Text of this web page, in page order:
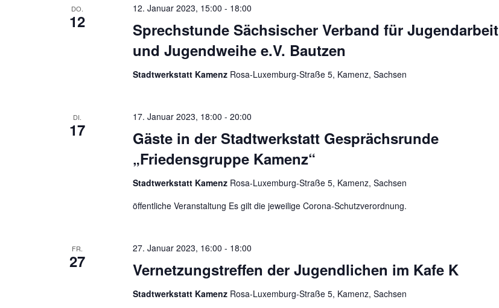
DO.
12
Sprechstunde Sächsischer Verband für Jugendarbeit
und Jugendweihe e.V. Bautzen
12. Januar 2023, 15:00 - 18:00
Stadtwerkstatt Kamenz Rosa-Luxemburg-Straße 5, Kamenz, Sachsen
DI.
17
Gäste in der Stadtwerkstatt Gesprächsrunde
„Friedensgruppe Kamenz“
17. Januar 2023, 18:00 - 20:00
Stadtwerkstatt Kamenz Rosa-Luxemburg-Straße 5, Kamenz, Sachsen
öffentliche Veranstaltung Es gilt die jeweilige Corona-Schutzverordnung.
FR.
27 Vernetzungstreffen der Jugendlichen im Kafe K
27. Januar 2023, 16:00 - 18:00
Stadtwerkstatt Kamenz Rosa-Luxemburg-Straße 5, Kamenz, Sachsen